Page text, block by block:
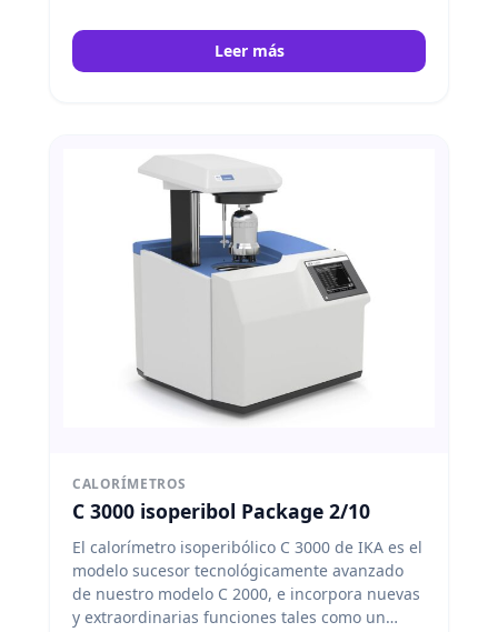
de 22 °C, 25 °C o 30 °C, asegurando precisión y
eficiencia. IKA
Leer más
CALORÍMETROS
C 3000 isoperibol Package 2/10
El calorímetro isoperibólico C 3000 de IKA es el
modelo sucesor tecnológicamente avanzado
de nuestro modelo C 2000, e incorpora nuevas
y extraordinarias funciones tales como un